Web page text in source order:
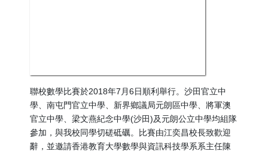
聯校數學比賽於2018年7月6日順利舉行。沙田官立中
學、南屯門官立中學、新界鄉議局元朗區中學、將軍澳
官立中學、梁文燕紀念中學(沙田)及元朗公立中學均組隊
參加，與我校同學切磋砥礪。比賽由江奕昌校長致歡迎
辭，並邀請香港教育大學數學與資訊科技學系系主任陳